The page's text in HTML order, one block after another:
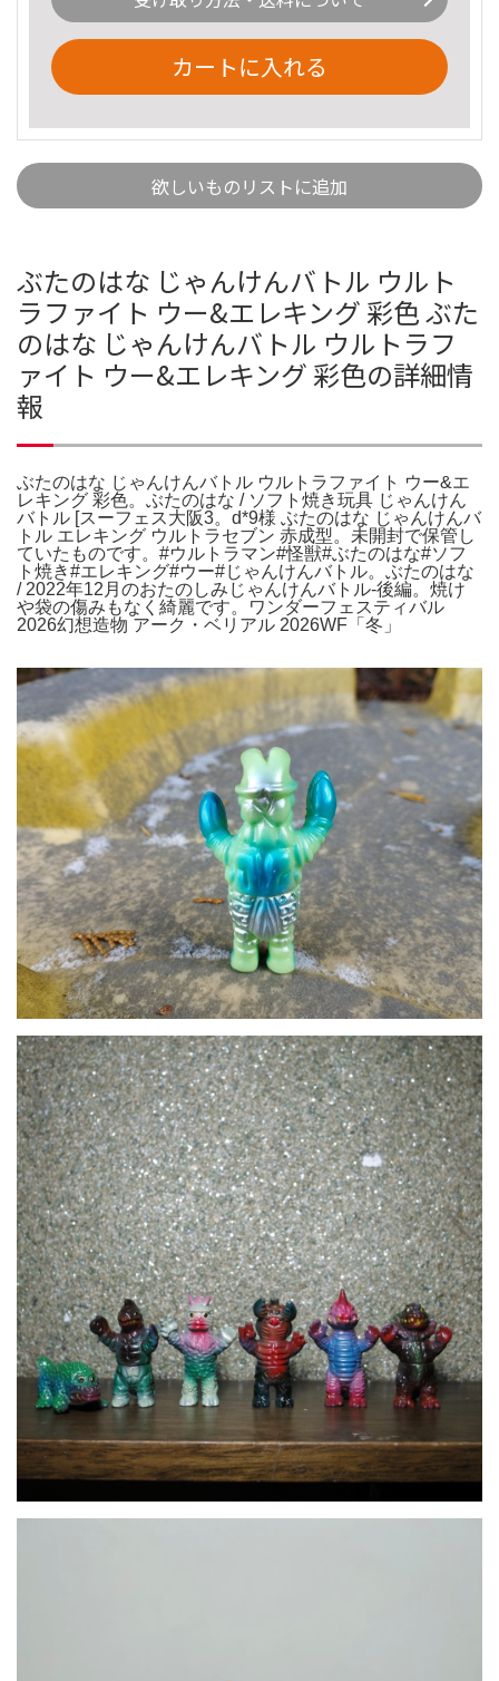
カートに入れる
欲しいものリストに追加
ぶたのはな じゃんけんバトル ウルト
ラファイト ウー&エレキング 彩色 ぶた
のはな じゃんけんバトル ウルトラフ
ァイト ウー&エレキング 彩色の詳細情
報
ぶたのはな じゃんけんバトル ウルトラファイト ウー&エ
レキング 彩色。ぶたのはな / ソフト焼き玩具 じゃんけん
バトル [スーフェス大阪3。d*9様 ぶたのはな じゃんけんバ
トル エレキング ウルトラセブン 赤成型。未開封で保管し
ていたものです。#ウルトラマン#怪獣#ぶたのはな#ソフ
ト焼き#エレキング#ウー#じゃんけんバトル。ぶたのはな
/ 2022年12月のおたのしみじゃんけんバトル-後編。焼け
や袋の傷みもなく綺麗です。ワンダーフェスティバル
2026幻想造物 アーク・ベリアル 2026WF「冬」